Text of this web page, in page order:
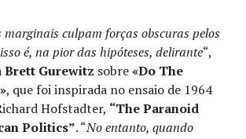
culpam forças obscuras pelos
é, na pior das hipóteses, delirante“,
Brett Gurewitz sobre«Do The
, que foi inspirada no ensaio de 1964
Hofstadter, “The Paranoid
Politics”. “No entanto, quando